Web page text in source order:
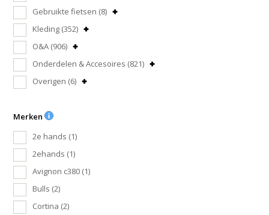
Gebruikte fietsen (8)
Kleding (352)
O&A (906)
Onderdelen & Accesoires (821)
Overigen (6)
Merken
2e hands (1)
2ehands (1)
Avignon c380 (1)
Bulls (2)
Cortina (2)